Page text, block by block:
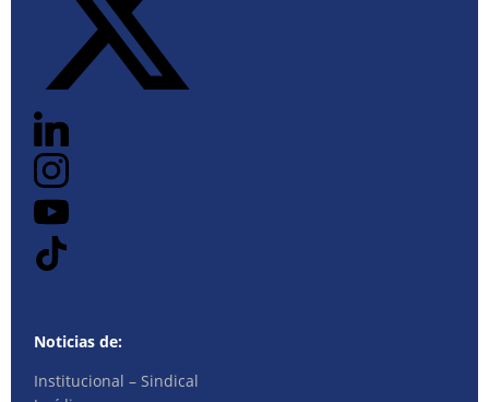
Noticias de:
Institucional – Sindical